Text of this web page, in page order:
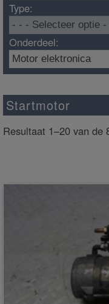
Type:
Onderdeel:
Startmotor
Resultaat 1–20 van de